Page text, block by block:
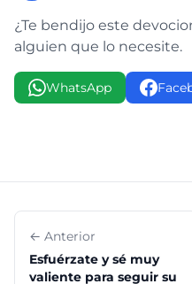
¿Te bendijo este
alguien que lo necesite.
WhatsApp
← Anterior
Esfuérzate y sé muy
valiente para seguir su